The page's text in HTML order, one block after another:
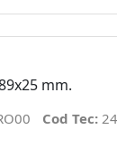
mm.
Cod Tec: